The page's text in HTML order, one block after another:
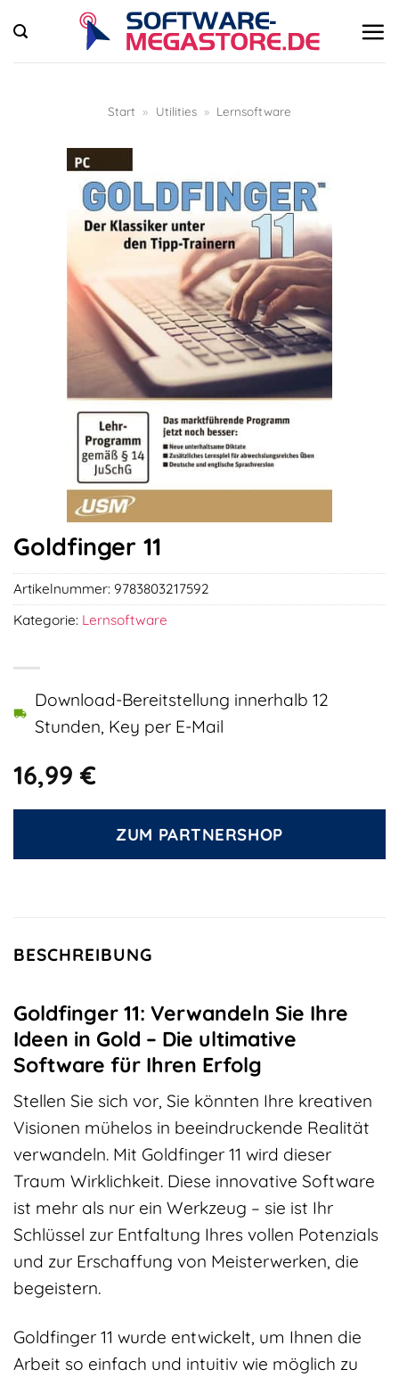
Inhalt
springen
Start » Utilities » Lernsoftware
Goldfinger 11
16,99€
Download-Bereitstellung innerhalb 12
Stunden, Key per E-Mail
ZUM PARTNERSHOP
Artikelnummer: 9783803217592
Kategorie: Lernsoftware
BESCHREIBUNG
Goldfinger 11: Verwandeln Sie Ihre
Ideen in Gold – Die ultimative
Software für Ihren Erfolg
Stellen Sie sich vor, Sie könnten Ihre kreativen
Visionen mühelos in beeindruckende Realität
verwandeln. Mit Goldfinger 11 wird dieser
Traum Wirklichkeit. Diese innovative Software
ist mehr als nur ein Werkzeug – sie ist Ihr
Schlüssel zur Entfaltung Ihres vollen Potenzials
und zur Erschaffung von Meisterwerken, die
begeistern.
Goldfinger 11 wurde entwickelt, um Ihnen die
Arbeit so einfach und intuitiv wie möglich zu